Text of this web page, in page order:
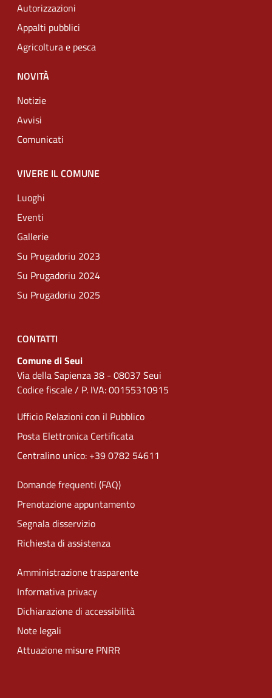
Autorizzazioni
Appalti pubblici
Agricoltura e pesca
NOVITÀ
Notizie
Avvisi
Comunicati
VIVERE IL COMUNE
Luoghi
Eventi
Gallerie
Su Prugadoriu 2023
Su Prugadoriu 2024
Su Prugadoriu 2025
CONTATTI
Comune di Seui
Via della Sapienza 38 - 08037 Seui
Codice fiscale / P. IVA: 00155310915
Ufficio Relazioni con il Pubblico
Posta Elettronica Certificata
Centralino unico: +39 0782 54611
Domande frequenti (FAQ)
Prenotazione appuntamento
Segnala disservizio
Richiesta di assistenza
Amministrazione trasparente
Informativa privacy
Dichiarazione di accessibilità
Note legali
Attuazione misure PNRR